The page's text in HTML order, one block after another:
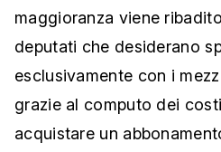
maggioranza viene
deputati che desiderano
esclusivamente con i
grazie al computo dei
acquistare un